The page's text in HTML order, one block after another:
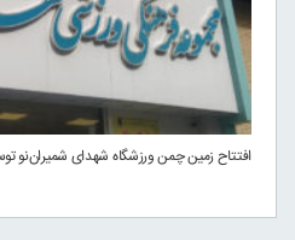
افتتاح زمین چمن ورزشگاه شهدای شمیران‌نو